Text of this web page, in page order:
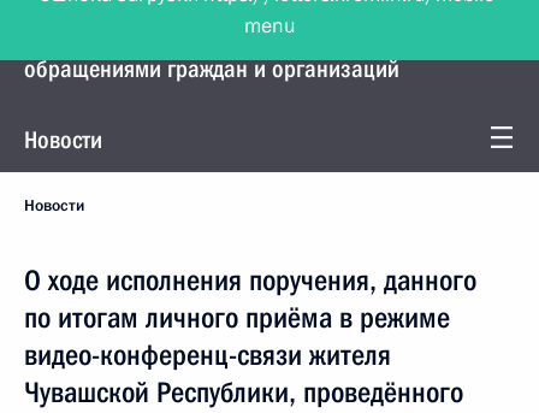
Управление Президента по работе с
обращениями граждан и организаций
Новости
Новости
О ходе исполнения поручения, данного
по итогам личного приёма в режиме
видео-конференц-связи жителя
Чувашской Республики, проведённого
menu